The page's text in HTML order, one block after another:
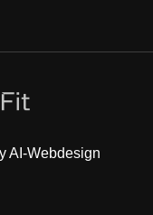
AI-Webdesign